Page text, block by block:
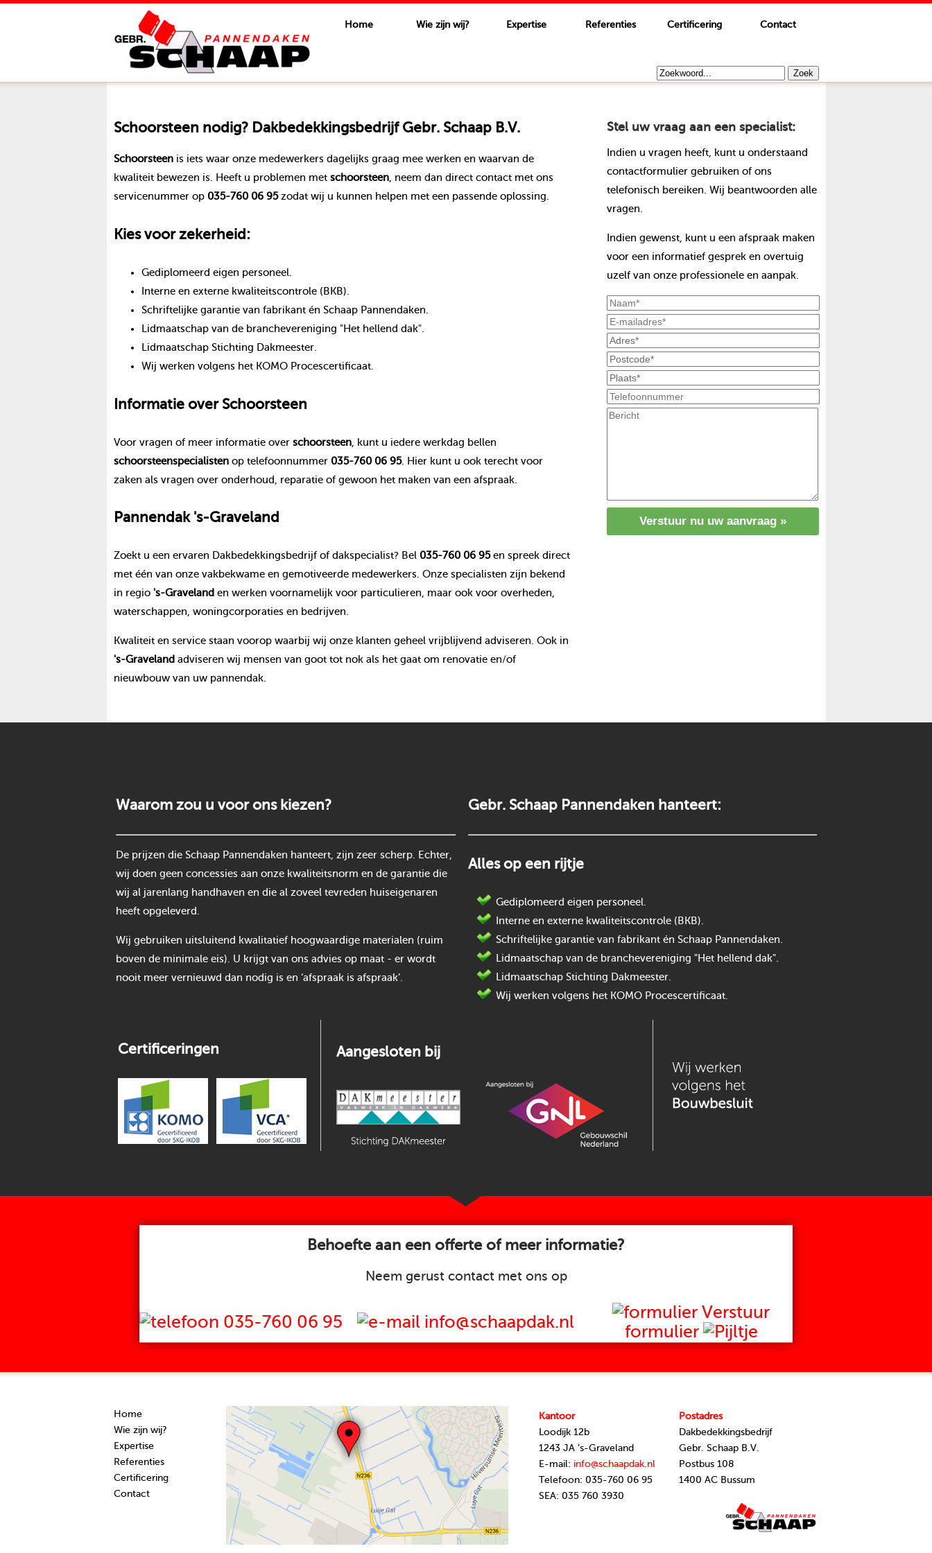
Home Wie zijn wij? Expertise Referenties Certificering Contact
Schoorsteennodig? Dakbedekkingsbedrijf Gebr. Schaap B.V.
Schoorsteenis iets waar onze medewerkers dagelijks graag mee werken en waarvan de
kwaliteit bewezen is. Heeft u problemen met schoorsteen, neem dan direct contact met ons
servicenummer op 035-760 06 95zodat wij u kunnen helpen met een passende oplossing.
Kies voor zekerheid:
Gediplomeerd eigen personeel.
Interne en externe kwaliteitscontrole (BKB).
Schriftelijke garantie van fabrikant én Schaap Pannendaken.
Lidmaatschap van de branchevereniging "Het hellend dak".
Lidmaatschap Stichting Dakmeester.
Wij werken volgens het KOMO Procescertificaat.
Informatie over Schoorsteen
Voor vragen of meer informatie over schoorsteen, kunt u iedere werkdag bellen
schoorsteenspecialistenop telefoonnummer 035-760 06 95. Hier kunt u ook terecht voor
zaken als vragen over onderhoud, reparatie of gewoon het maken van een afspraak.
Pannendak 's-Graveland
Zoekt u een ervaren Dakbedekkingsbedrijf of dakspecialist? Bel 035-760 06 95en spreek direct
met één van onze vakbekwame en gemotiveerde medewerkers. Onze specialisten zijn bekend
in regio 's-Graveland en werken voornamelijk voor particulieren, maar ook voor overheden,
waterschappen, woningcorporaties en bedrijven.
Kwaliteit en service staan voorop waarbij wij onze klanten geheel vrijblijvend adviseren. Ook in
's-Graveland adviseren wij mensen van goot tot nok als het gaat om renovatie en/of
nieuwbouw van uw pannendak.
Stel uw vraag aan een specialist:
Indien u vragen heeft, kunt u onderstaand
contactformulier gebruiken of ons
telefonisch bereiken. Wij beantwoorden alle
vragen.
Indien gewenst, kunt u een afspraak maken
voor een informatief gesprek en overtuig
uzelf van onze professionele en aanpak.
Waarom zou u voor ons kiezen?
De prijzen die Schaap Pannendaken hanteert, zijn zeer scherp. Echter,
wij doen geen concessies aan onze kwaliteitsnorm en de garantie die
wij al jarenlang handhaven en die al zoveel tevreden huiseigenaren
heeft opgeleverd.
Wij gebruiken uitsluitend kwalitatief hoogwaardige materialen (ruim
boven de minimale eis). U krijgt van ons advies op maat - er wordt
nooit meer vernieuwd dan nodig is en ‘afspraak is afspraak’.
Gebr. Schaap Pannendaken hanteert:
Alles op een rijtje
Gediplomeerd eigen personeel.
Interne en externe kwaliteitscontrole (BKB).
Schriftelijke garantie van fabrikant én Schaap Pannendaken.
Lidmaatschap van de branchevereniging "Het hellend dak".
Lidmaatschap Stichting Dakmeester.
Wij werken volgens het KOMO Procescertificaat.
Certificeringen Aangesloten bij
Behoefte aan een offerte of meer informatie?
Neem gerust contact met ons op
035-760 06 95 info@schaapdak.nl
Verstuur
formulier
Home
Wie zijn wij?
Expertise
Referenties
Certificering
Contact
Kantoor
Loodijk 12b
1243 JA ’s-Graveland
E-mail: info@schaapdak.nl
Telefoon: 035-760 06 95
SEA: 035 760 3930
Postadres
Dakbedekkingsbedrijf
Gebr. Schaap B.V.
Postbus 108
1400 AC Bussum